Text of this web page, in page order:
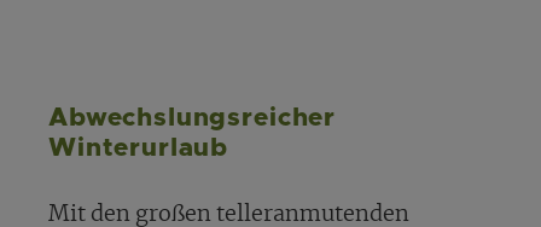
Abwechslungsreicher
Winterurlaub
Mit den großen telleranmutenden